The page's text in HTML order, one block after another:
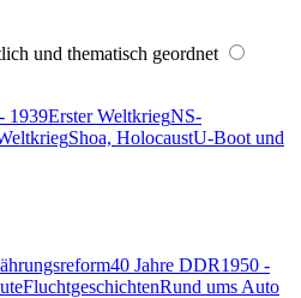
und thematisch geordnet
1939Erster WeltkriegNS-
Shoa, HolocaustU-Boot und
40 Jahre DDR1950 -
FluchtgeschichtenRund ums Auto